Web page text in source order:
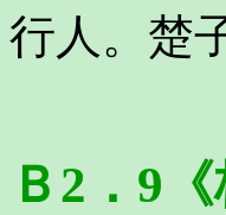
行人。楚
Ｂ2．9